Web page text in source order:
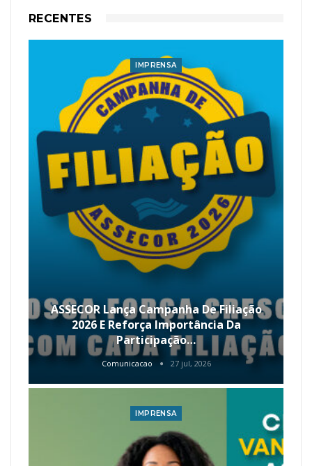
RECENTES
IMPRENSA
ASSECOR Lança Campanha De Filiação
2026 E Reforça Importância Da
Participação…
Comunicacao 27 jul, 2026
IMPRENSA